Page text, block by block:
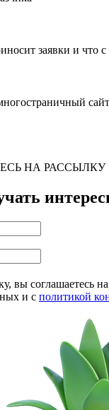
заявки и что с
НА РАССЫЛКУ
вы соглашаетесь
и с политикой